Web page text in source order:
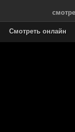
Смотреть онлайн